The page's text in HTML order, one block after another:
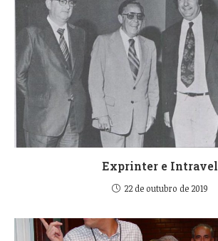
Exprinter e Intravel
22 de outubro de 2019